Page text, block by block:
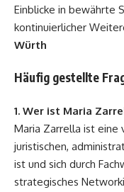
Einblicke in bewährte
kontinuierlicher
Würth
Häufig gestellte
1. Wer ist Maria
Maria Zarrella ist eine
juristischen,
ist und sich durch
strategisches